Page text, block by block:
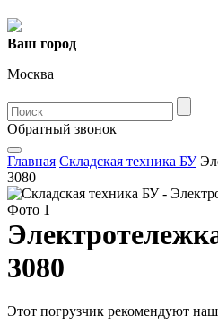
Ваш город
Москва
Oбратный звонок
Главная Складская техника БУ
3080
3080
Этот погрузчик рекомендуют